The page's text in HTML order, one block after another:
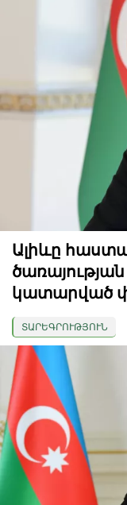
Ալիևը
կատարված
ՏԱՐԵԳՐՈՒԹՅՈՒՆ